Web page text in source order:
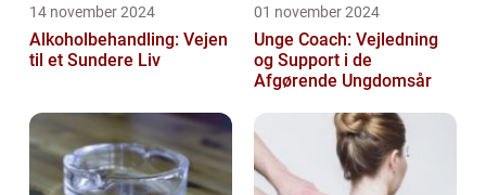
14 november 2024
Alkoholbehandling: Vejen
til et Sundere Liv
01 november 2024
Unge Coach: Vejledning
og Support i de
Afgørende Ungdomsår